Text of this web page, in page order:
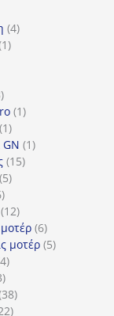
44
11
3
προϊόντα
11
11
προϊόν
GN 11
1515
55
6
προϊόντα
1212
προϊόντα
66
προϊόντα
μοτέρ 55
44
προϊόντα
3
προϊόντα
3838
προϊόντα
22